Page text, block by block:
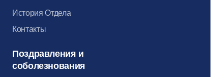
История Отдела
Контакты
Поздравления и
соболезнования